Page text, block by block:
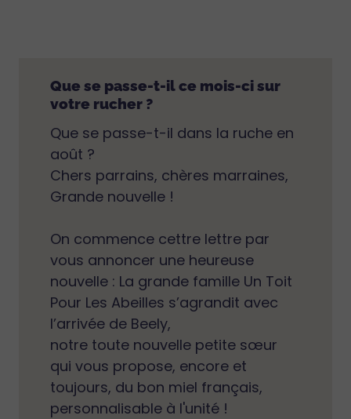
Que se passe-t-il ce mois-ci sur
votre rucher ?
Que se passe-t-il dans la ruche en
août ?
Chers parrains, chères marraines,
Grande nouvelle !
On commence cettre lettre par
vous annoncer une heureuse
nouvelle : La grande famille Un Toit
Pour Les Abeilles s’agrandit avec
l’arrivée de Beely,
notre toute nouvelle petite sœur
qui vous propose, encore et
toujours, du bon miel français,
personnalisable à l'unité !